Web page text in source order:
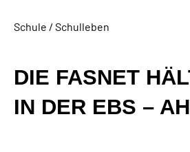
Schule / Schulleben
DIE FASNET
IN DER EBS –